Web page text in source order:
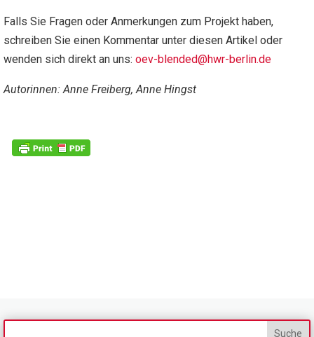
Falls Sie Fragen oder Anmerkungen zum Projekt haben,
schreiben Sie einen Kommentar unter diesen Artikel oder
wenden sich direkt an uns: oev-blended@hwr-berlin.de
Autorinnen: Anne Freiberg, Anne Hingst